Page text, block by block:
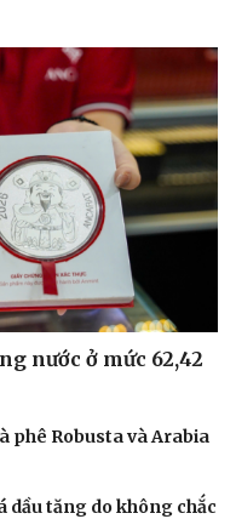
nước ở mức 62,42
phê Robusta và Arabia
dầu tăng do không chắc